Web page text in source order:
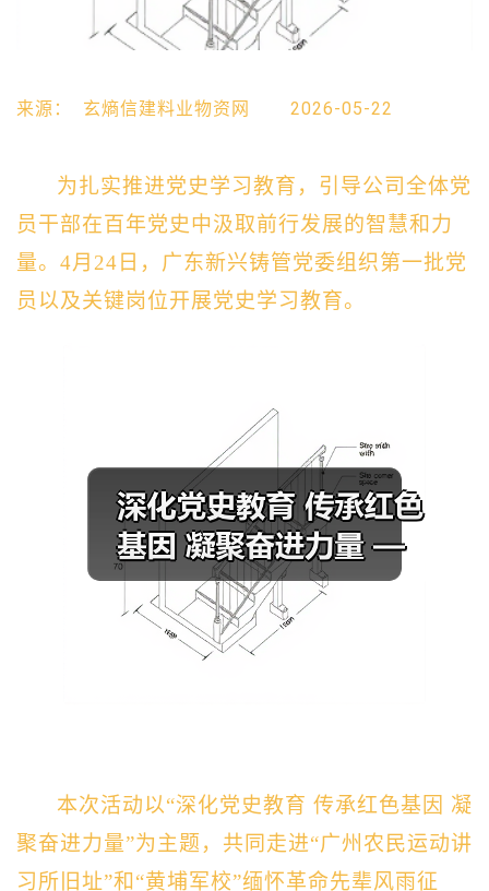
来源： 玄熵信建料业物资网 2026-05-22
为扎实推进党史学习教育，引导公司全体党
员干部在百年党史中汲取前行发展的智慧和力
量。4月24日，广东新兴铸管党委组织第一批党
员以及关键岗位开展党史学习教育。
本次活动以“深化党史教育 传承红色基因 凝
聚奋进力量”为主题，共同走进“广州农民运动讲
习所旧址”和“黄埔军校”缅怀革命先辈风雨征